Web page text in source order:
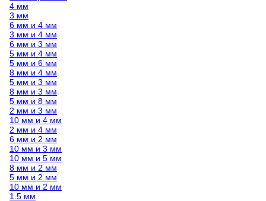
4 мм
3 мм
6 мм и 4 мм
3 мм и 4 мм
6 мм и 3 мм
5 мм и 4 мм
5 мм и 6 мм
8 мм и 4 мм
5 мм и 3 мм
8 мм и 3 мм
5 мм и 8 мм
2 мм и 3 мм
10 мм и 4 мм
2 мм и 4 мм
6 мм и 2 мм
10 мм и 3 мм
10 мм и 5 мм
8 мм и 2 мм
5 мм и 2 мм
10 мм и 2 мм
1.5 мм